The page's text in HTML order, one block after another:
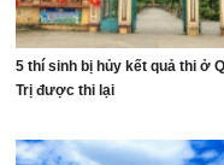
5 thí sinh bị hủy kết quả thi ở
Trị được thi lại